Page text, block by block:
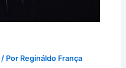
/ Por Regináldo França